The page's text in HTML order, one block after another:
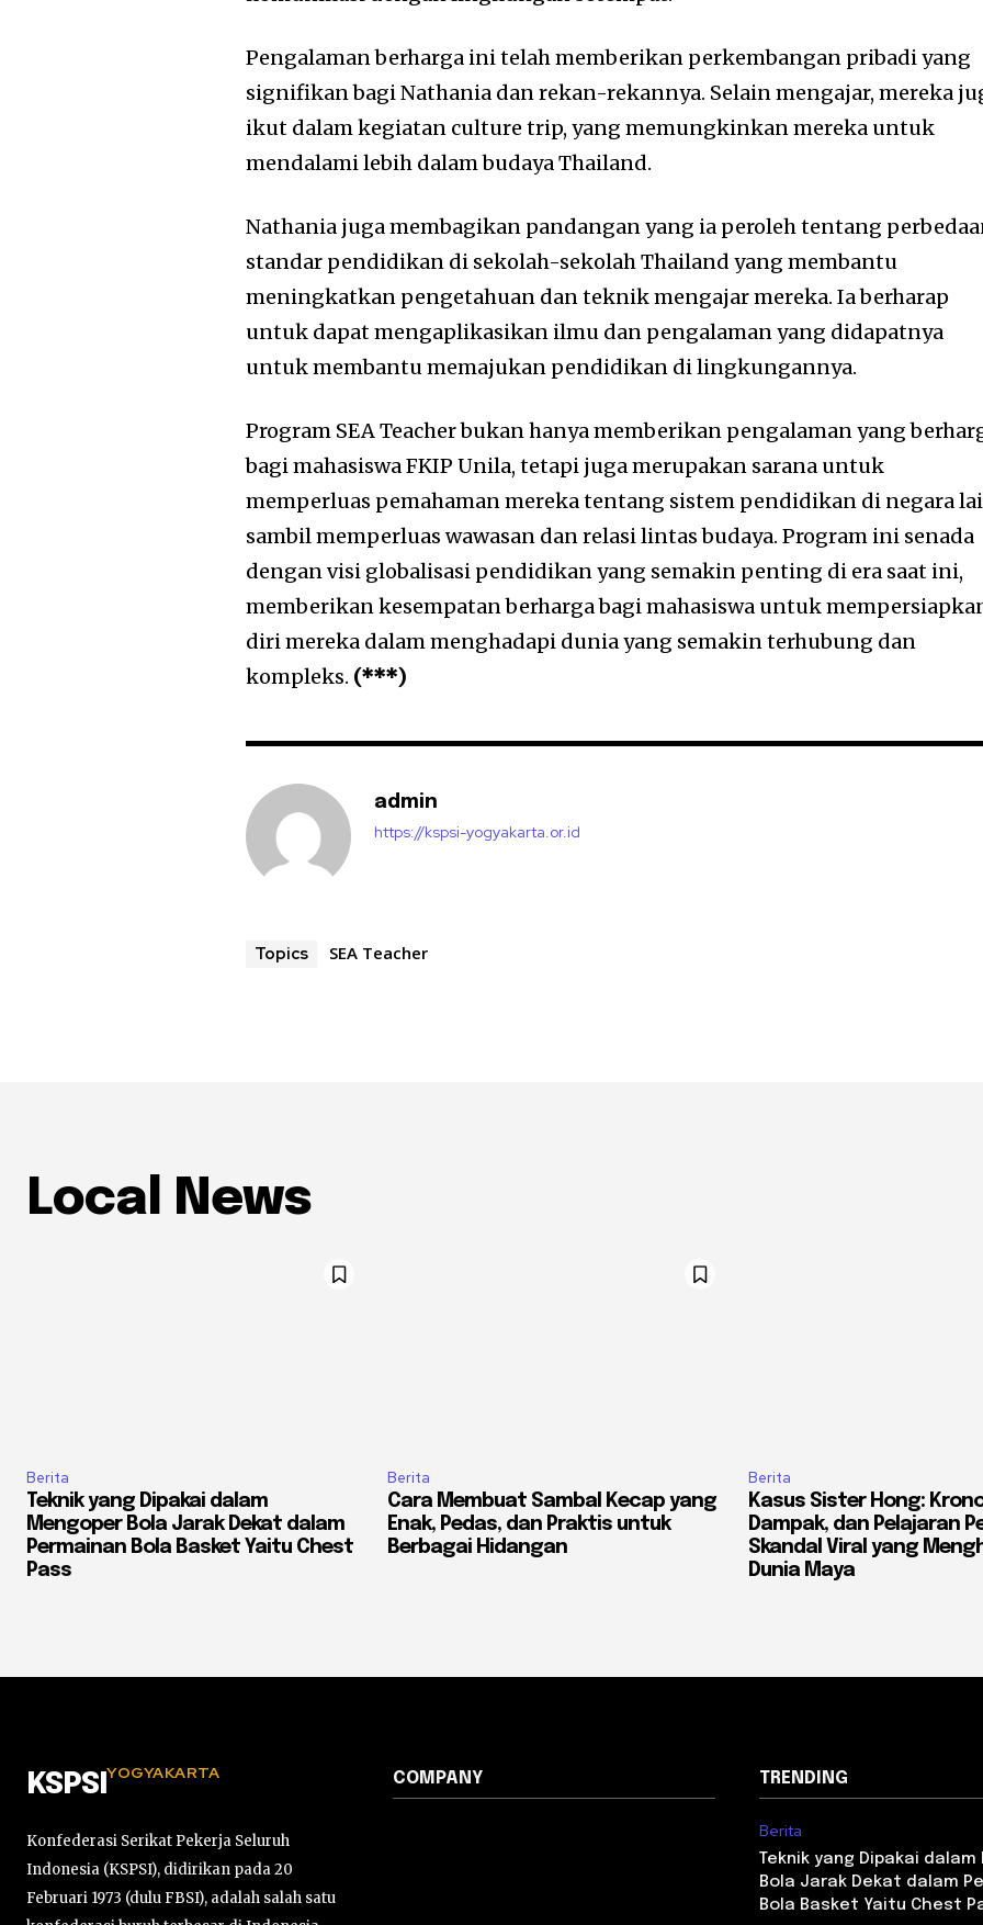
Pengalaman berharga ini telah memberikan perkembangan pribadi yang
signifikan bagi Nathania dan rekan-rekannya. Selain mengajar, mereka
ikut dalam kegiatan culture trip, yang memungkinkan mereka untuk
mendalami lebih dalam budaya Thailand.
Nathania juga membagikan pandangan yang ia peroleh tentang
standar pendidikan di sekolah-sekolah Thailand yang membantu
meningkatkan pengetahuan dan teknik mengajar mereka. Ia berharap
untuk dapat mengaplikasikan ilmu dan pengalaman yang didapatnya
untuk membantu memajukan pendidikan di lingkungannya.
Program SEA Teacher bukan hanya memberikan pengalaman yang
bagi mahasiswa FKIP Unila, tetapi juga merupakan sarana untuk
memperluas pemahaman mereka tentang sistem pendidikan di negara
sambil memperluas wawasan dan relasi lintas budaya. Program ini senada
dengan visi globalisasi pendidikan yang semakin penting di era saat ini,
memberikan kesempatan berharga bagi mahasiswa untuk
diri mereka dalam menghadapi dunia yang semakin terhubung dan
kompleks. (***)
admin
https://kspsi-yogyakarta.or.id
Topics SEA Teacher
Local News
Berita
Teknik yang Dipakai dalam
Mengoper Bola Jarak Dekat dalam
Permainan Bola Basket Yaitu Chest
Pass
Berita
Cara Membuat Sambal Kecap yang
Enak, Pedas, dan Praktis untuk
Berbagai Hidangan
Berita
Kasus Sister Hong:
Dampak, dan Pelajaran
Skandal Viral yang
Dunia Maya
KSPSI YOGYAKARTA
Konfederasi Serikat Pekerja Seluruh
Indonesia (KSPSI), didirikan pada 20
Februari 1973 (dulu FBSI), adalah salah satu
COMPANY TRENDING
Berita
Teknik yang Dipakai dalam
Bola Jarak Dekat dalam
Bola Basket Yaitu Chest